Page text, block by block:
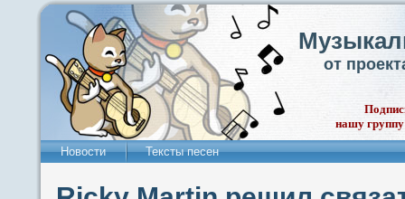
от
нашу
Новости Тексты песен